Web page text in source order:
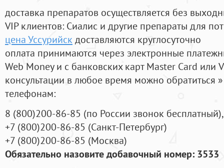
доставка препаратов осуществляется без
VIP клиентов: Сиалис и другие препараты для
цена Уссурийск доставляются круглосуточно
оплата принимаются через электронные
Web Money и с банковских карт Master Card или
консультации в любое время можно обратиться
телефонам:
8 (800)200-86-85 (по России звонок бесплатный),
+7 (800)200-86-85 (Санкт-Петербург)
+7 (800)200-86-85 (Москва)
Обязательно назовите добавочный номер: 3533